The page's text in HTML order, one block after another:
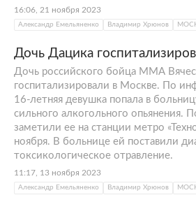
16:06, 21 ноября 2023
Александр Емельяненко Владимир Хрюнов
Дочь Дацика
Дочь российского бойца ММА
госпитализировали в Москве. По
16-летняя девушка попала в
сильного алкогольного опьянения.
заметили ее на станции метро
ноября. В больнице ей поставили
токсикологическое отравление.
11:17, 13 ноября 2023
Александр Емельяненко Владимир Хрюнов